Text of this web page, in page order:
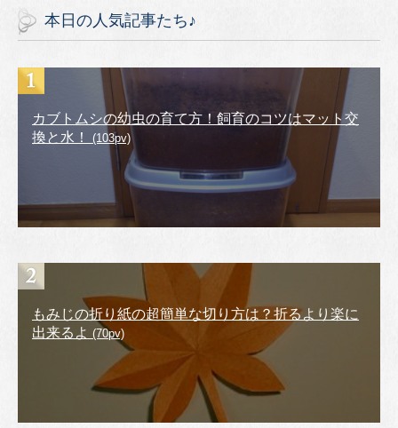
本日の人気記事たち♪
カブトムシの幼虫の育て方！飼育のコツはマット交
換と水！
(103pv)
もみじの折り紙の超簡単な切り方は？折るより楽に
出来るよ (70pv)